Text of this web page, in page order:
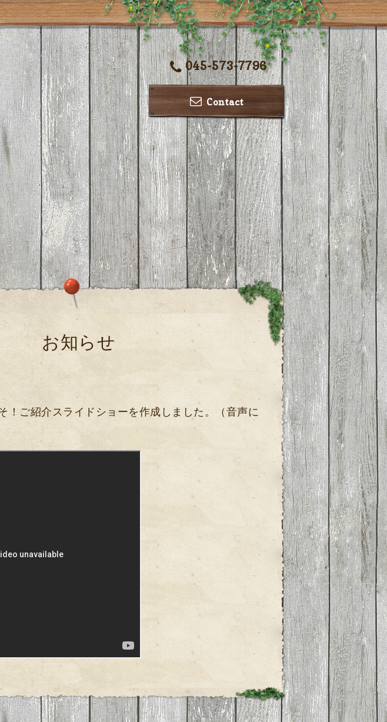
045-573-7796
Contact
お知らせ
！ご紹介スライドショーを作成しました。（音声に